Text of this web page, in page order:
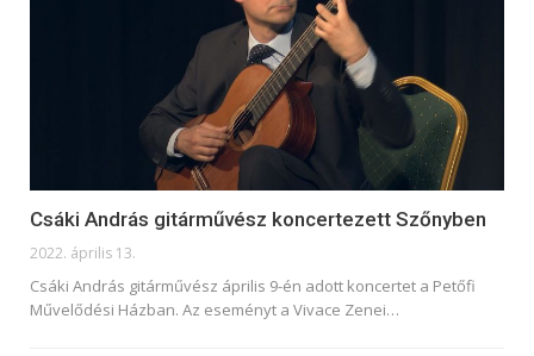
Csáki András gitárművész koncertezett Szőnyben
2022. április 13.
Csáki András gitárművész április 9-én adott koncertet a Petőfi
Művelődési Házban. Az eseményt a Vivace Zenei…